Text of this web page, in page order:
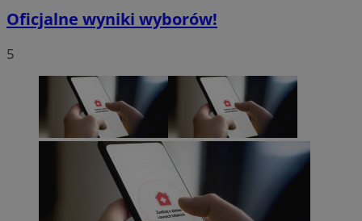
Oficjalne wyniki wyborów!
5